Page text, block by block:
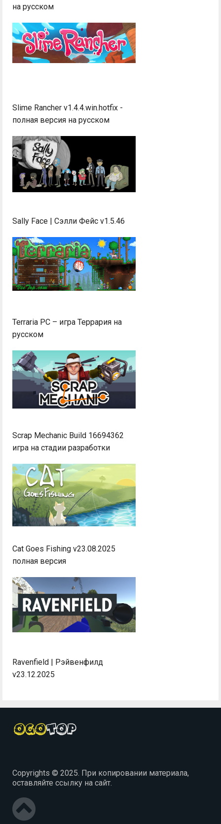
на русском
Slime Rancher v1.4.4.win.hotfix -
полная версия на русском
Sally Face | Сэлли Фейс v1.5.46
Terraria PC – игра Террария на
русском
Scrap Mechanic Build 16694362
игра на стадии разработки
Cat Goes Fishing v23.08.2025
полная версия
Ravenfield | Рэйвенфилд
v23.12.2025
Copyrights © 2025. При копировании материала,
оставляйте ссылку на сайт.